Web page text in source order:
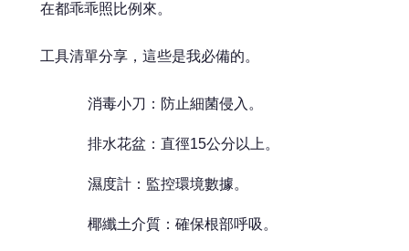
在都乖乖照比例來。
工具清單分享，這些是我必備的。
消毒小刀：防止細菌侵入。
排水花盆：直徑15公分以上。
濕度計：監控環境數據。
椰纖土介質：確保根部呼吸。